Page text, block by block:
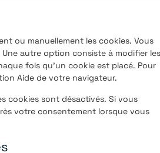
ou manuellement les cookies. Vous
autre option consiste à modifier les
fois qu’un cookie est placé. Pour
Aide de votre navigateur.
cookies sont désactivés. Si vous
votre consentement lorsque vous